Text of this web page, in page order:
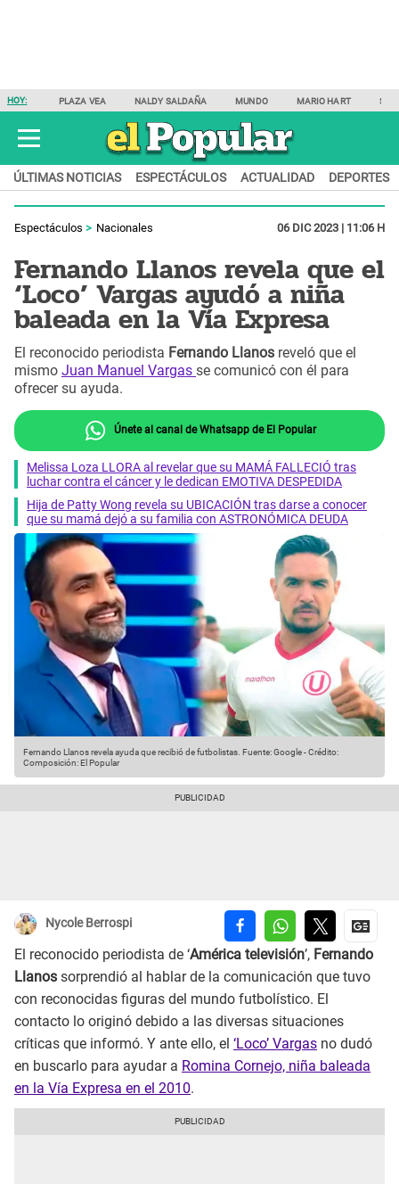
HOY: PLAZA VEA NALDY SALDAÑA MUNDO MARIO HART
ÚLTIMAS NOTICIAS ESPECTÁCULOS ACTUALIDAD DEPORTES
Espectáculos Nacionales 06 DIC 2023 | 11:06 H
Fernando Llanos revela que el
‘Loco’ Vargas ayudó a niña
baleada en la Vía Expresa
El reconocido periodista Fernando Llanos reveló que el
mismo Juan Manuel Vargas se comunicó con él para
ofrecer su ayuda.
Únete al canal de Whatsapp de El Popular
Melissa Loza LLORA al revelar que su MAMÁ FALLECIÓ tras
luchar contra el cáncer y le dedican EMOTIVA DESPEDIDA
Hija de Patty Wong revela su UBICACIÓN tras darse a conocer
que su mamá dejó a su familia con ASTRONÓMICA DEUDA
Fernando Llanos revela ayuda que recibió de futbolistas. Fuente: Google-Crédito:
Composición: El Popular
Nycole Berrospi
El reconocido periodista de ‘América televisión’, Fernando
Llanos sorprendió al hablar de la comunicación que tuvo
con reconocidas figuras del mundo futbolístico. El
contacto lo originó debido a las diversas situaciones
críticas que informó. Y ante ello, el ‘Loco’ Vargas no dudó
en buscarlo para ayudar a Romina Cornejo, niña baleada
en la Vía Expresa en el 2010.